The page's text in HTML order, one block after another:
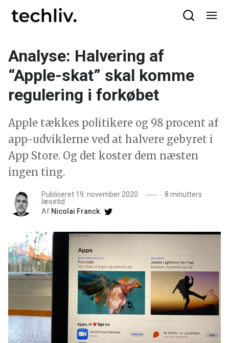
Analyse: Halvering af
“Apple-skat” skal komme
regulering i forkøbet
Apple tækkes politikere og 98 procent af
app-udviklerne ved at halvere gebyret i
App Store. Og det koster dem næsten
ingen ting.
Publiceret 19. november 2020
8 minutters
læsetid
Af Nicolai Franck